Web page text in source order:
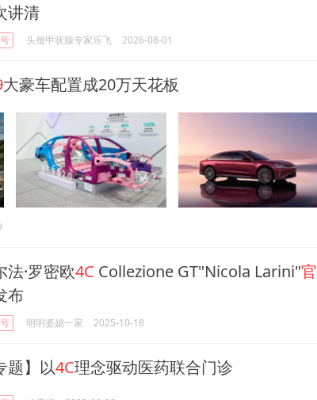
讲清
头颈甲状腺专家乐飞 2026-08-01
大豪车配置成20万天花板
法·罗密欧4C Collezione GT"Nicola Larini"官
布
明明婆媳一家 2025-10-18
题】以4C理念驱动医药联合门诊